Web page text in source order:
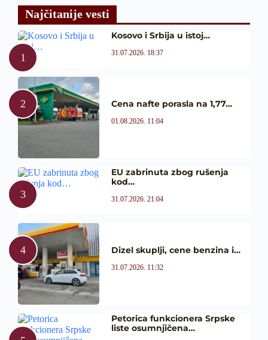
Najčitanije vesti
Kosovo i Srbija u istoj…
31.07.2026. 18:37
Cena nafte porasla na 1,77…
01.08.2026. 11:04
EU zabrinuta zbog rušenja
kod…
31.07.2026. 21:04
Dizel skuplji, cene benzina i…
31.07.2026. 11:32
Petorica funkcionera Srpske
liste osumnjičena…